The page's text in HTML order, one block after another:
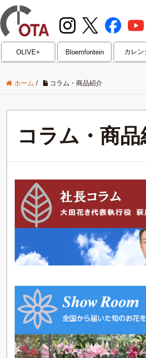
OLIVE+ Bloemfontein カレン
ホーム / コラム・商品紹介
コラム・商品